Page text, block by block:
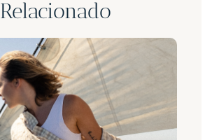
Relacionado